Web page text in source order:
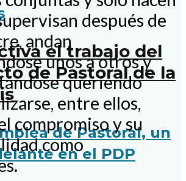
el trabajo del
de Pastoral de la
después de
andan
unos a otros y
queriendo
entre ellos,
compromiso y su
como